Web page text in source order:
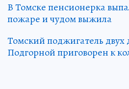
В Томске пенсионерка
пожаре и чудом выжила
Томский поджигатель
Подгорной приговорен к